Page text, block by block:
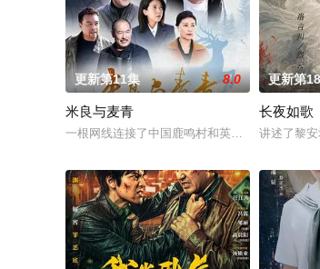
更新第11集 8.0
米良与麦青
一根网线连接了中国鹿鸣村和英国牛津，麦香
更新第
长夜如歌
讲述了黎